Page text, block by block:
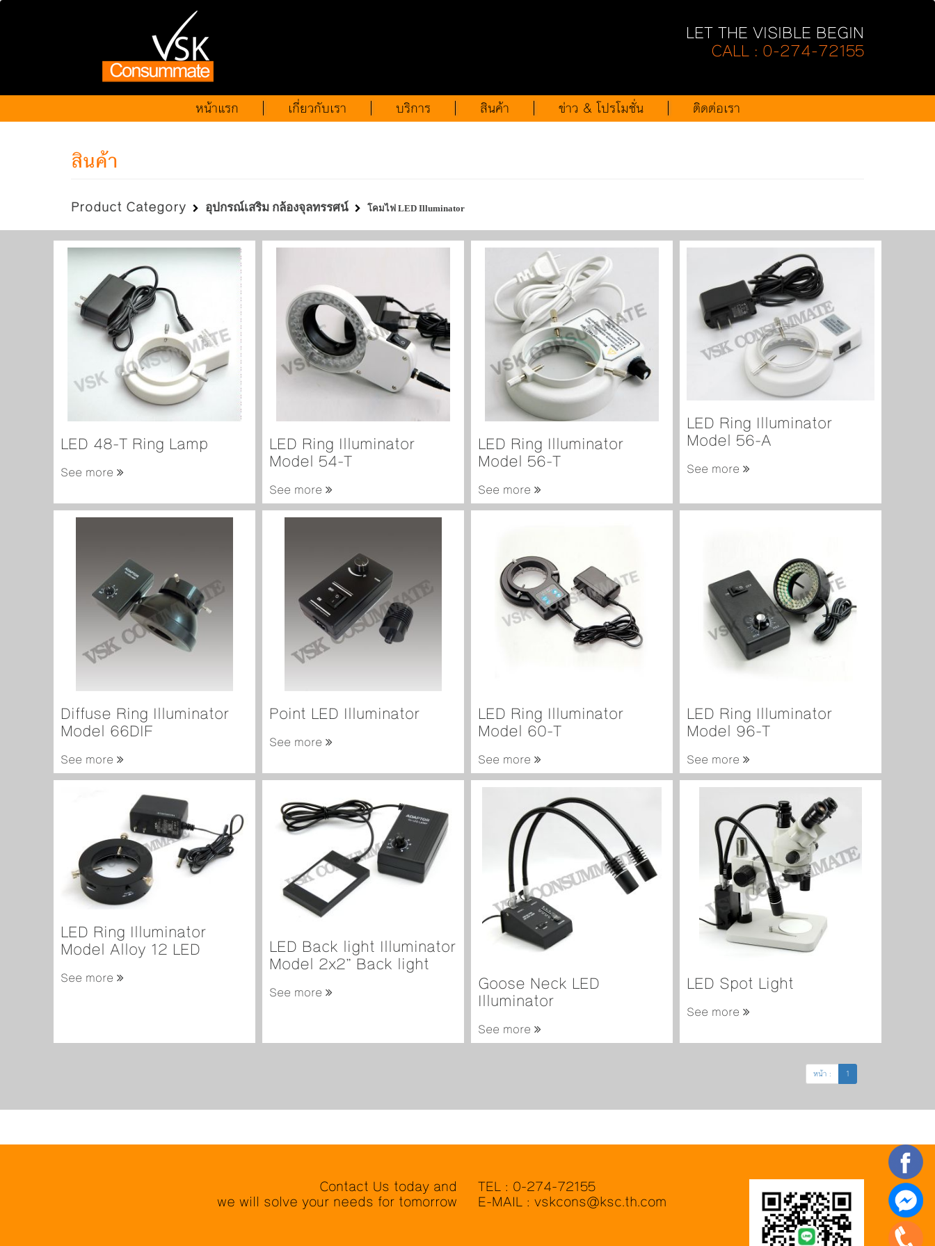
LET THE VISIBLE BEGIN
CALL : 0-274-72155
หน้าแรก เกี่ยวกับเรา บริการ สินค้า ข่าว & โปรโมชั่น ติดต่อเรา
สินค้า
Product Category อุปกรณ์เสริม กล้องจุลทรรศน์ โคมไฟ LED Illuminator
LED 48-T Ring Lamp
See more
LED Ring Illuminator
Model 54-T
See more
LED Ring Illuminator
Model 56-T
See more
LED Ring Illuminator
Model 56-A
See more
Diffuse Ring Illuminator
Model 66DIF
See more
Point LED Illuminator
See more
LED Ring Illuminator
Model 60-T
See more
LED Ring Illuminator
Model 96-T
See more
LED Ring Illuminator
Model Alloy 12 LED
See more
LED Back light Illuminator
Model 2x2” Back light
See more Goose Neck LED
Illuminator
See more
LED Spot Light
See more
หน้า : 1
Contact Us today and
we will solve your needs for tomorrow
TEL : 0-274-72155
E-MAIL : vskcons@ksc.th.com